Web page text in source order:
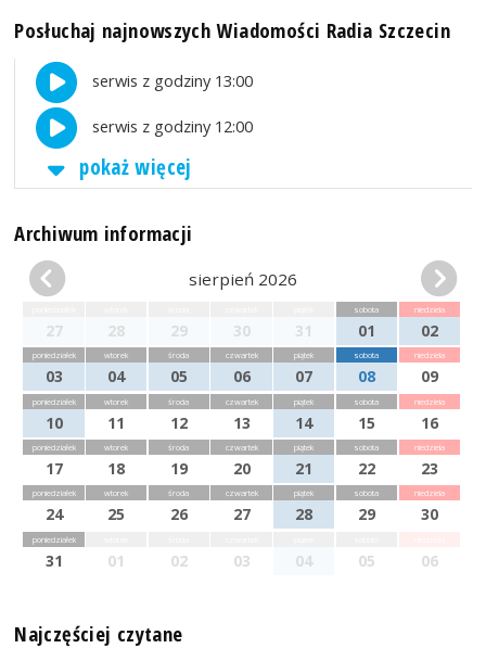
Posłuchaj najnowszych Wiadomości Radia Szczecin
serwis z godziny 13:00
serwis z godziny 12:00
pokaż więcej
Archiwum informacji
sierpień 2026
27 28 29 30 31
sobota
01
niedziela
02
poniedziałek
03
wtorek
04
środa
05
czwartek
06
piątek
07
sobota
08
niedziela
09
poniedziałek
10
wtorek
11
środa
12
czwartek
13
piątek
14
sobota
15
niedziela
16
poniedziałek
17
wtorek
18
środa
19
czwartek
20
piątek
21
sobota
22
niedziela
23
poniedziałek
24
wtorek
25
środa
26
czwartek
27
piątek
28
sobota
29
niedziela
30
poniedziałek
31 01 02 03 04 05 06
Najczęściej czytane